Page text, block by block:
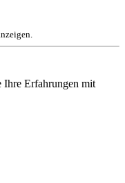
Ihre Erfahrungen mit